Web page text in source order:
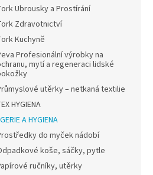
Ubrousky a Prostírání
Zdravotnictví
Kuchyně
Profesionální výrobky na
mytí a regeneraci lidské
utěrky – netkaná textilie
HYGIENA
A HYGIENA
do myček nádobí
koše, sáčky, pytle
ručníky, utěrky